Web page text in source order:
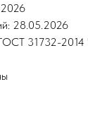
28.05.2026
31732-